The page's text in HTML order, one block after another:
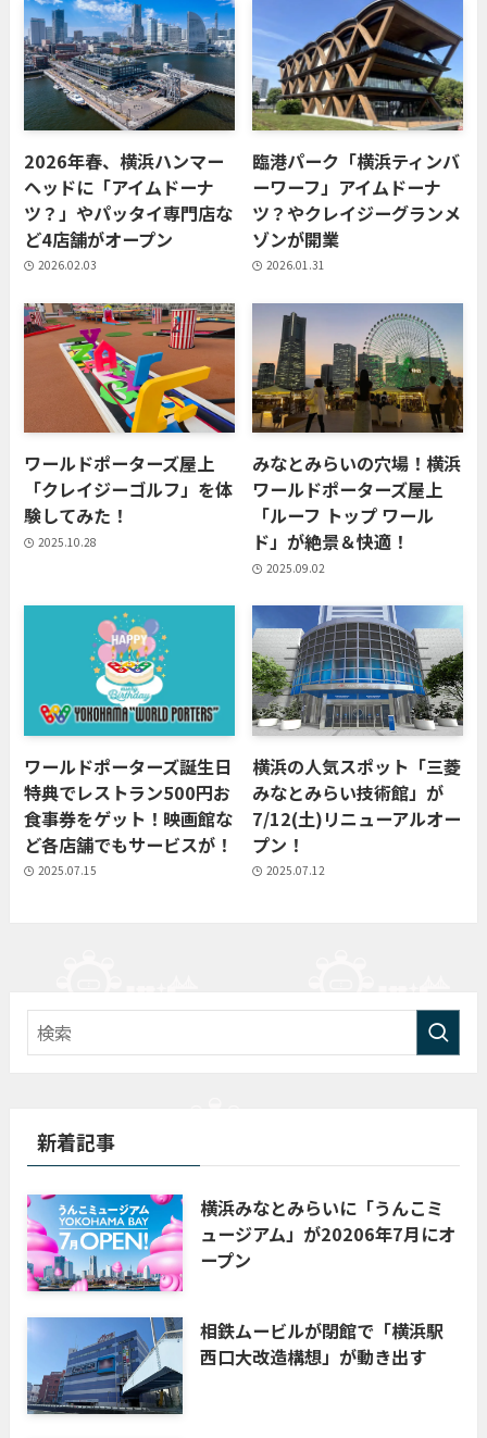
2026年春、横浜ハンマー
ヘッドに「アイムドーナ
ツ？」やパッタイ専門店な
ど4店舗がオープン
2026.02.03
臨港パーク「横浜ティンバ
ーワーフ」アイムドーナ
ツ？やクレイジーグランメ
ゾンが開業
2026.01.31
ワールドポーターズ屋上
「クレイジーゴルフ」を体
験してみた！
2025.10.28
みなとみらいの穴場！横浜
ワールドポーターズ屋上
「ルーフ トップ ワール
ド」が絶景＆快適！
2025.09.02
ワールドポーターズ誕生日
特典でレストラン500円お
食事券をゲット！映画館な
ど各店舗でもサービスが！
2025.07.15
横浜の人気スポット「三菱
みなとみらい技術館」が
7/12(土)リニューアルオー
プン！
2025.07.12
新着記事
横浜みなとみらいに「うんこミ
ュージアム」が20206年7月にオ
ープン
相鉄ムービルが閉館で「横浜駅
西口大改造構想」が動き出す